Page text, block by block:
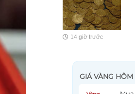
14 giờ trước